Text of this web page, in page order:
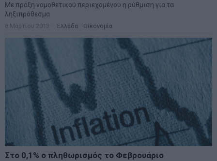
Με πράξη νομοθετικού περιεχομένου η ρύθμιση για τα
ληξιπρόθεσμα
8 Μαρτίου 2013 Ελλάδα Οικονομία
Στο 0,1% ο πληθωρισμός το Φεβρουάριο